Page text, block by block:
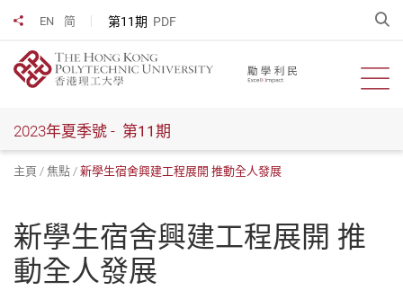
EN 简 第11期 PDF
分享到
開
2023年夏季號 - 第11期
主頁 焦點 新學生宿舍興建工程展開 推動全人發展
新學生宿舍興建工程展開 推
動全人發展